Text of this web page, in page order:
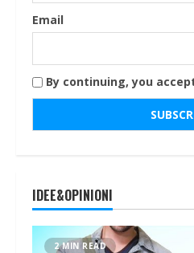
Email
By continuing, you
IDEE&OPINIONI
2 MIN READ